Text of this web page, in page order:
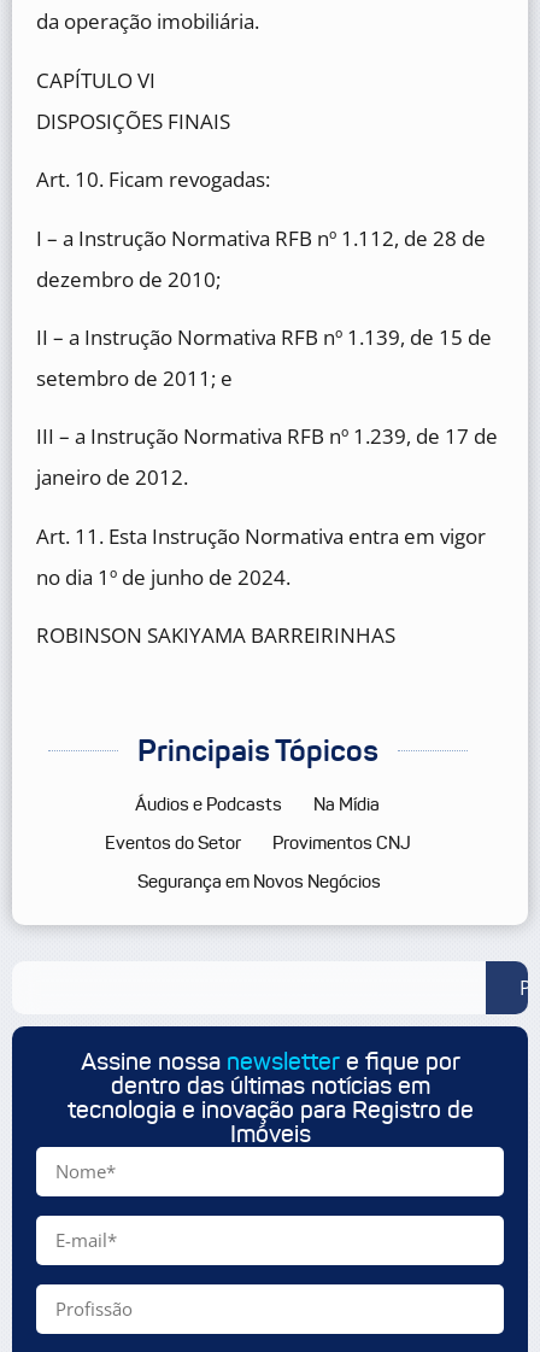
da operação imobiliária.
CAPÍTULO VI
DISPOSIÇÕES FINAIS
Art. 10. Ficam revogadas:
I – a Instrução Normativa RFB nº 1.112, de 28 de
dezembro de 2010;
II – a Instrução Normativa RFB nº 1.139, de 15 de
setembro de 2011; e
III – a Instrução Normativa RFB nº 1.239, de 17 de
janeiro de 2012.
Art. 11. Esta Instrução Normativa entra em vigor
no dia 1º de junho de 2024.
ROBINSON SAKIYAMA BARREIRINHAS
Principais Tópicos
Áudios e Podcasts
Na Mídia
Eventos do Setor
Provimentos CNJ
Segurança em Novos Negócios
Assine nossa newslettere fique por
dentro das últimas notícias em
tecnologia e inovação para Registro de
Imóveis